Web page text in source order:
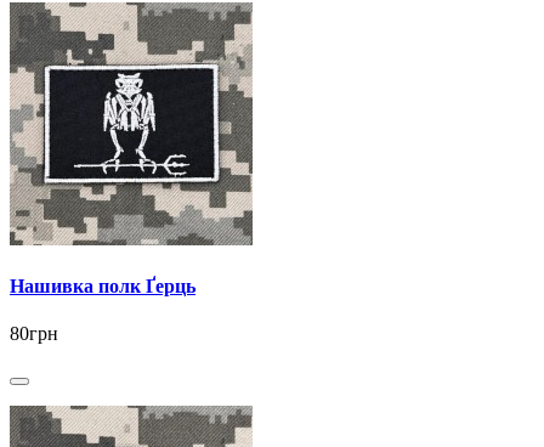
Нашивка полк Ґерць
80грн